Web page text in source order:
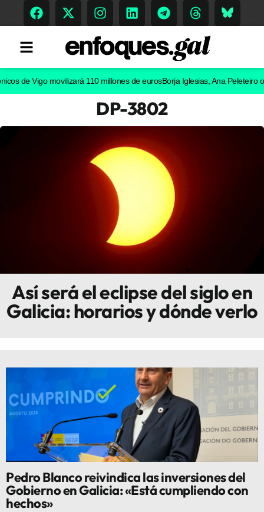
Innova
Vigo movilizará 110 millones de eurosBorja Iglesias, Ana Peleteiro o
DP-3802
Así será el eclipse del siglo en
Galicia: horarios y dónde verlo
Pedro Blanco reivindica las inversiones del
Gobierno en Galicia: «Está cumpliendo con
hechos»